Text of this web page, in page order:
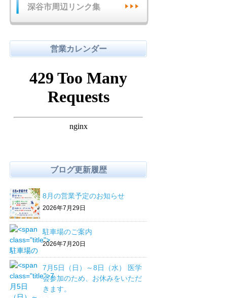
深谷市周辺リンク集
営業カレンダー
ブログ更新履歴
8月の営業予定のお知らせ
2026年7月29日
駐車場のご案内
2026年7月20日
7月5日（日）～8日（水） 医学
会参加のため、お休みをいただ
きます。